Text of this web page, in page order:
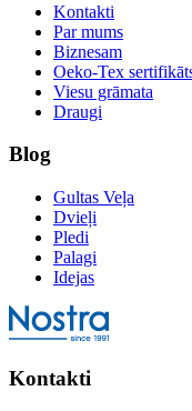
Kontakti
Par mums
Biznesam
Oeko-Tex
Viesu grāmata
Draugi
Blog
Gultas Veļa
Dvieļi
Pledi
Palagi
Idejas
Kontakti